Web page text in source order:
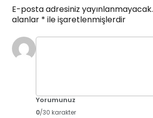
E-posta adresiniz yayınlanmayacak.
alanlar * ile işaretlenmişlerdir
Yorumunuz
0/30 karakter